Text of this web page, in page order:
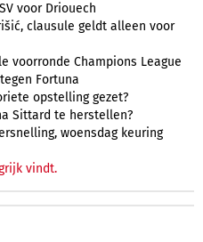
voor Driouech
clausule geldt alleen voor
voorronde Champions League
Fortuna
opstelling gezet?
Sittard te herstellen?
woensdag keuring
vindt.